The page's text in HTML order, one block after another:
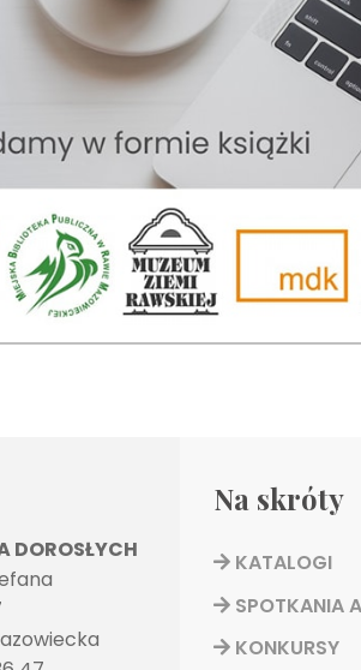
DOROSŁYCH
Na skróty
KATALOGI
SPOTKANIA
KONKURSY